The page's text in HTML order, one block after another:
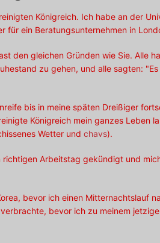
Königreich. Ich habe an der
für ein Beratungsunternehmen in
den gleichen Gründen wie Sie. Alle
zu gehen, und alle sagten:
bis in meine späten Dreißiger
Königreich mein ganzes Leben
Wetter und chavs).
richtigen Arbeitstag gekündigt und
bevor ich einen Mitternachtslauf
bevor ich zu meinem